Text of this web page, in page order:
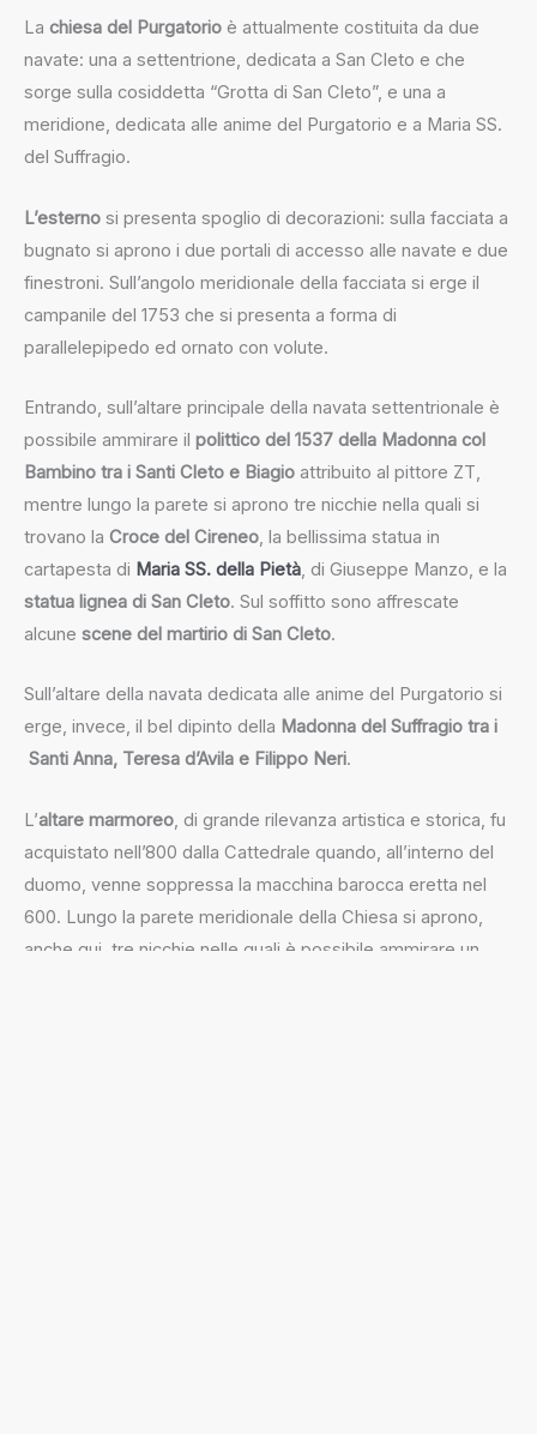
La chiesa del Purgatorio è attualmente costituita da due
navate: una a settentrione, dedicata a San Cleto e che
sorge sulla cosiddetta “Grotta di San Cleto”, e una a
meridione, dedicata alle anime del Purgatorio e a Maria SS.
del Suffragio.
L’esterno si presenta spoglio di decorazioni: sulla facciata a
bugnato si aprono i due portali di accesso alle navate e due
finestroni. Sull’angolo meridionale della facciata si erge il
campanile del 1753 che si presenta a forma di
parallelepipedo ed ornato con volute.
Entrando, sull’altare principale della navata settentrionale è
possibile ammirare il polittico del 1537 della Madonna col
Bambino tra i Santi Cleto e Biagio attribuito al pittore ZT,
mentre lungo la parete si aprono tre nicchie nella quali si
trovano la Croce del Cireneo, la bellissima statua in
cartapesta di Maria SS. della Pietà, di Giuseppe Manzo, e la
statua lignea di San Cleto. Sul soffitto sono affrescate
alcune scene del martirio di San Cleto.
Sull’altare della navata dedicata alle anime del Purgatorio si
erge, invece, il bel dipinto della Madonna del Suffragio tra i
Santi Anna, Teresa d’Avila e Filippo Neri.
L’altare marmoreo, di grande rilevanza artistica e storica, fu
acquistato nell’800 dalla Cattedrale quando, all’interno del
duomo, venne soppressa la macchina barocca eretta nel
600. Lungo la parete meridionale della Chiesa si aprono,
anche qui, tre nicchie nelle quali è possibile ammirare un